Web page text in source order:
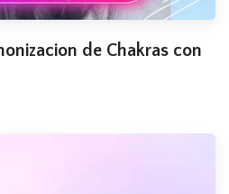
de Chakras con